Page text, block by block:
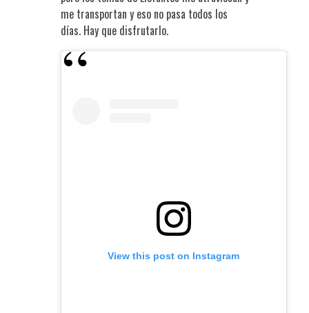
me transportan y eso no pasa todos los
días. Hay que disfrutarlo.
View this post on Instagram